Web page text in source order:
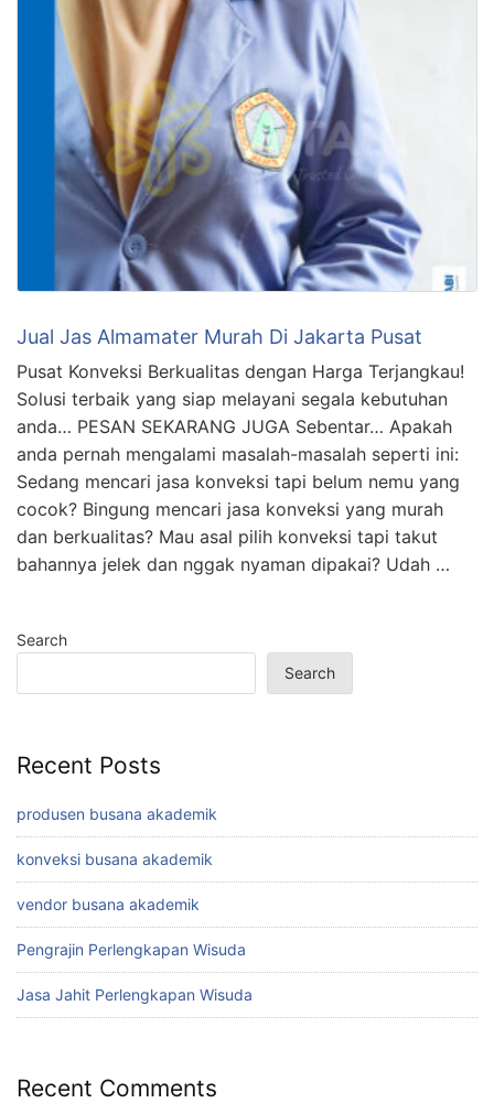
Jual Jas Almamater Murah Di Jakarta Pusat
Pusat Konveksi Berkualitas dengan Harga Terjangkau!
Solusi terbaik yang siap melayani segala kebutuhan
anda… PESAN SEKARANG JUGA Sebentar… Apakah
anda pernah mengalami masalah-masalah seperti ini:
Sedang mencari jasa konveksi tapi belum nemu yang
cocok? Bingung mencari jasa konveksi yang murah
dan berkualitas? Mau asal pilih konveksi tapi takut
bahannya jelek dan nggak nyaman dipakai? Udah …
Search
Search
Recent Posts
produsen busana akademik
konveksi busana akademik
vendor busana akademik
Pengrajin Perlengkapan Wisuda
Jasa Jahit Perlengkapan Wisuda
Recent Comments